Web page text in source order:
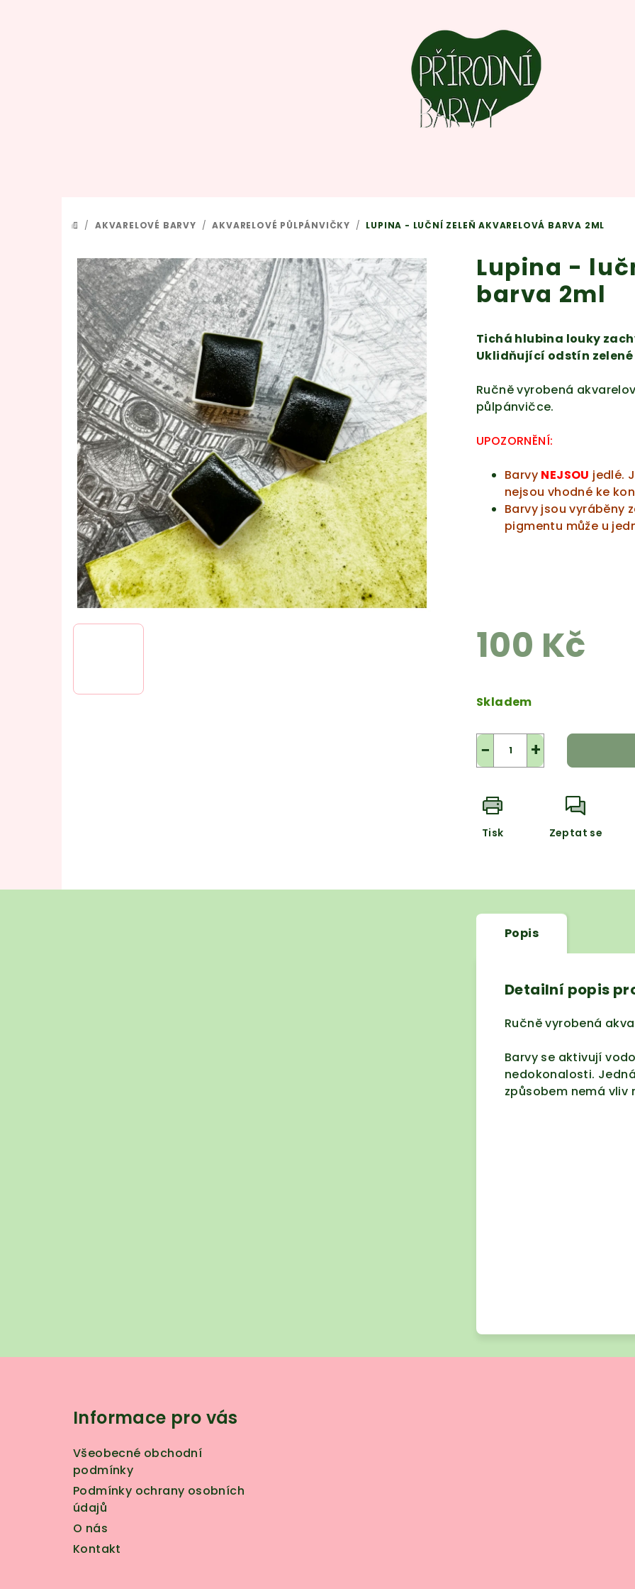
DOMŮ
/ AKVARELOVÉ BARVY / AKVARELOVÉ PŮLPÁNVIČKY / LUPINA - LUČNÍ ZELEŇ AKVARELOVÁ BARVA 2ML
Lupina -
barva 2ml
Tichá hlubina louky
Uklidňující odstín
Ručně vyrobená
půlpánvičce.
UPOZORNĚNÍ:
Barvy NEJSOU jedlé.
nejsou vhodné ke
Barvy jsou vyráběny
pigmentu může u
100 Kč
cena:
Skladem
+
−
Tisk Zeptat se
Popis
Detailní popis
Ručně vyrobená
Barvy se aktivují
nedokonalosti.
způsobem nemá
Informace pro vás
Všeobecné obchodní
podmínky
Podmínky ochrany osobních
údajů
O nás
Kontakt